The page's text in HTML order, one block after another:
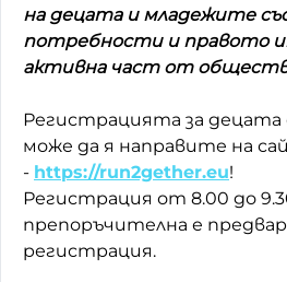
Като Айнщайн
Домашен любимец
До ре ми
на децата и младежите
потребности и правото
активна част от
Регистрацията за
може да я направите на
- https://run2gether.eu!
Регистрация от 8.00 до
препоръчителна е
регистрация.